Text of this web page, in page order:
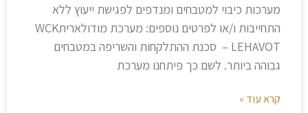
מערכות כיבוי למטבחים ומנדפים לפגישת ייעוץ ללא
התחייבות ו/או לפרטים נוספים: מערכת מודולאריתWCK
– LEHAVOT סכנת ההתלקחות והשריפה במטבחים
גבוהה ביותר. לשם כך פיתחנו מערכת
קרא עוד »